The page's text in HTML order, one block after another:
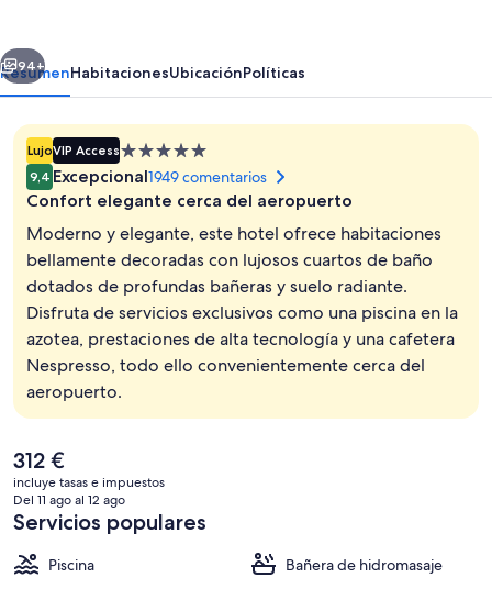
Suite de lujo, 3 habitaciones |
Siguiente
94+
ResumenHabitacionesUbicaciónPolíticas
LujoVIP AccessAlojamiento
de
5.0 estrellas
9,4 Excepcional1949 comentarios
Confort elegante cerca del aeropuerto
Moderno y elegante, este hotel ofrece habitaciones
bellamente decoradas con lujosos cuartos de baño
dotados de profundas bañeras y suelo radiante.
Disfruta de servicios exclusivos como una piscina en la
azotea, prestaciones de alta tecnología y una cafetera
Nespresso, todo ello convenientemente cerca del
aeropuerto.
El
precio
actual
es
de
312 €
312 €
incluye tasas e impuestos
Del 11 ago al 12 ago
Servicios populares
Piscina
Bañera de hidromasaje